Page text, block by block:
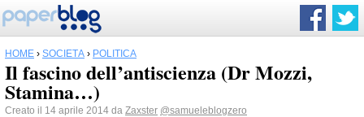
HOME › SOCIETÀ › POLITICA
Il fascino dell’antiscienza (Dr Mozzi,
Stamina…)
Creato il 14 aprile 2014 da Zaxster @samueleblogzero